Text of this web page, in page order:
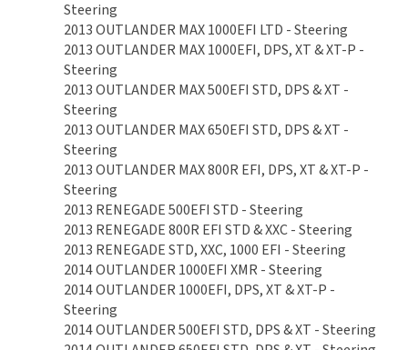
Steering
2013 OUTLANDER MAX 1000EFI LTD - Steering
2013 OUTLANDER MAX 1000EFI, DPS, XT & XT-P -
Steering
2013 OUTLANDER MAX 500EFI STD, DPS & XT -
Steering
2013 OUTLANDER MAX 650EFI STD, DPS & XT -
Steering
2013 OUTLANDER MAX 800R EFI, DPS, XT & XT-P -
Steering
2013 RENEGADE 500EFI STD - Steering
2013 RENEGADE 800R EFI STD & XXC - Steering
2013 RENEGADE STD, XXC, 1000 EFI - Steering
2014 OUTLANDER 1000EFI XMR - Steering
2014 OUTLANDER 1000EFI, DPS, XT & XT-P -
Steering
2014 OUTLANDER 500EFI STD, DPS & XT - Steering